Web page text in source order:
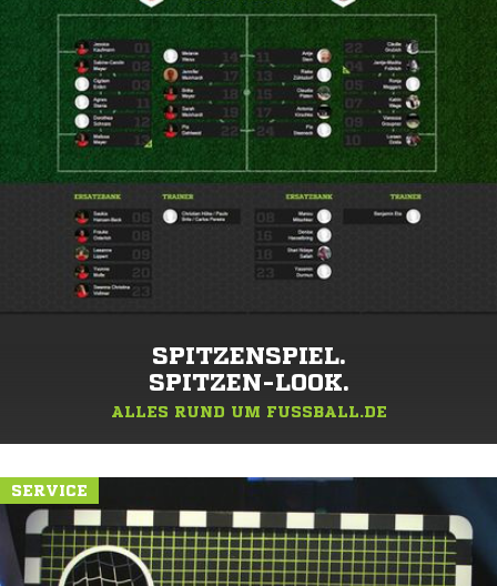
SPITZENSPIEL.
SPITZEN-LOOK.
ALLES RUND UM FUSSBALL.DE
SERVICE